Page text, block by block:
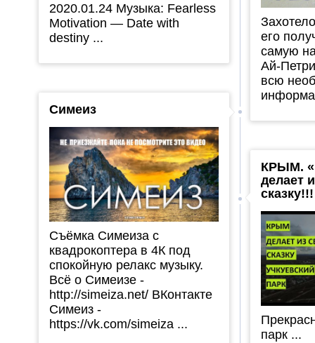
2020.01.24 Музыка: Fearless
Motivation — Date with
destiny ...
его
самую
Ай-
всю
Симеиз
Съёмка Симеиза с
квадрокоптера в 4К под
спокойную релакс музыку.
Всё о Симеизе -
http://simeiza.net/ ВКонтакте
Симеиз -
https://vk.com/simeiza ...
КРЫМ.
делает
сказку!!!
парк ...